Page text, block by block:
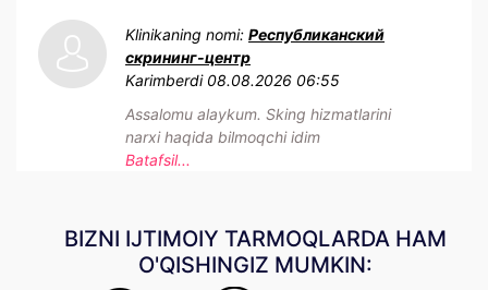
Klinikaning nomi: Республиканский
скрининг-центр
Karimberdi 08.08.2026 06:55
Assalomu alaykum. Sking hizmatlarini
narxi haqida bilmoqchi idim
Batafsil...
BIZNI IJTIMOIY TARMOQLARDA HAM
O'QISHINGIZ MUMKIN: